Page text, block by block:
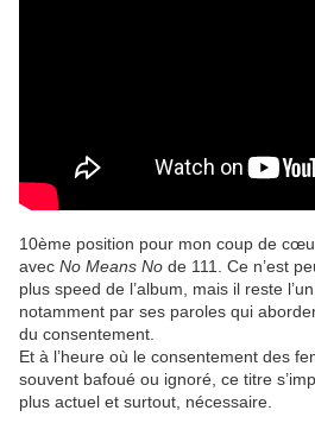
10ème position pour mon coup de
avec No Means No de 111. Ce n’est
plus speed de l’album, mais il reste
notamment par ses paroles qui
du consentement.
Et à l’heure où le consentement des
souvent bafoué ou ignoré, ce titre
plus actuel et surtout, nécessaire.